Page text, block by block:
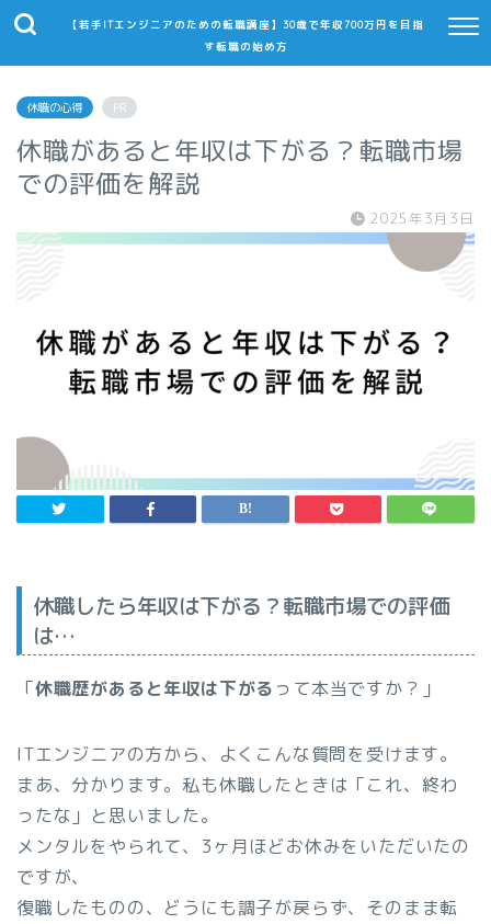
【若手ITエンジニアのための転職講座】30歳で年収700万円を目指
す転職の始め方
休職の心得 PR
休職があると年収は下がる？転職市場
での評価を解説
2025年3月3日
休職したら年収は下がる？転職市場での評価
は…
「休職歴があると年収は下がる って本当ですか？」
ITエンジニアの方から、よくこんな質問を受けます。
まあ、分かります。私も休職したときは「これ、終わ
ったな」と思いました。
メンタルをやられて、3ヶ月ほどお休みをいただいたの
ですが、
復職したものの、どうにも調子が戻らず、そのまま転